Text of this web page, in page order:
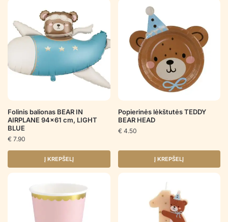
Folinis balionas BEAR IN
AIRPLANE 94×61 cm, LIGHT
BLUE
€ 7.90
Į KREPŠELĮ
Popierinės lėkštutės TEDDY
BEAR HEAD
€ 4.50
Į KREPŠELĮ